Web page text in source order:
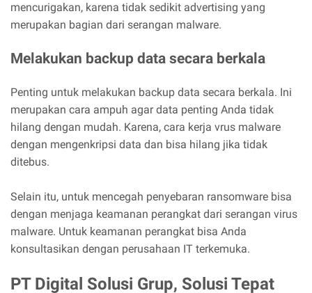
mencurigakan, karena tidak sedikit advertising yang
merupakan bagian dari serangan malware.
Melakukan backup data secara berkala
Penting untuk melakukan backup data secara berkala. Ini
merupakan cara ampuh agar data penting Anda tidak
hilang dengan mudah. Karena, cara kerja vrus malware
dengan mengenkripsi data dan bisa hilang jika tidak
ditebus.
Selain itu, untuk mencegah penyebaran ransomware bisa
dengan menjaga keamanan perangkat dari serangan virus
malware. Untuk keamanan perangkat bisa Anda
konsultasikan dengan perusahaan IT terkemuka.
PT Digital Solusi Grup, Solusi Tepat